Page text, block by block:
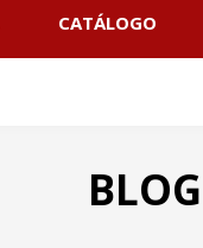
CATÁLOGO
BLOG